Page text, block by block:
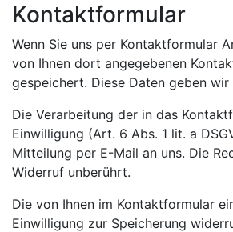
Kontaktformular
Wenn Sie uns per Kontaktformular
von Ihnen dort angegebenen
gespeichert. Diese Daten geben
Die Verarbeitung der in das
Einwilligung (Art. 6 Abs. 1 lit. a
Mitteilung per E-Mail an uns. Die
Widerruf unberührt.
Die von Ihnen im Kontaktformular
Einwilligung zur Speicherung